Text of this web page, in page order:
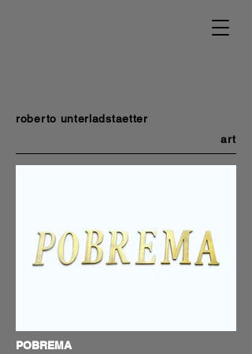
roberto unterladstaetter
art
POBREMA